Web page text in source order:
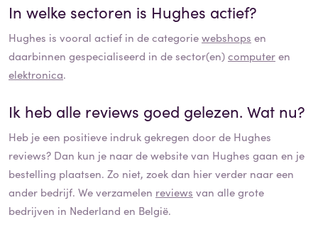
In welke sectoren is Hughes actief?
Hughes is vooral actief in de categoriewebshops en
daarbinnen gespecialiseerd in de sector(en)computeren
elektronica.
Ik heb alle reviews goed gelezen. Wat nu?
Heb je een positieve indruk gekregen door de Hughes
reviews? Dan kun je naar de website van Hughes gaan en je
bestelling plaatsen. Zo niet, zoek dan hier verder naar een
ander bedrijf. We verzamelen reviews van alle grote
bedrijven in Nederland en België.